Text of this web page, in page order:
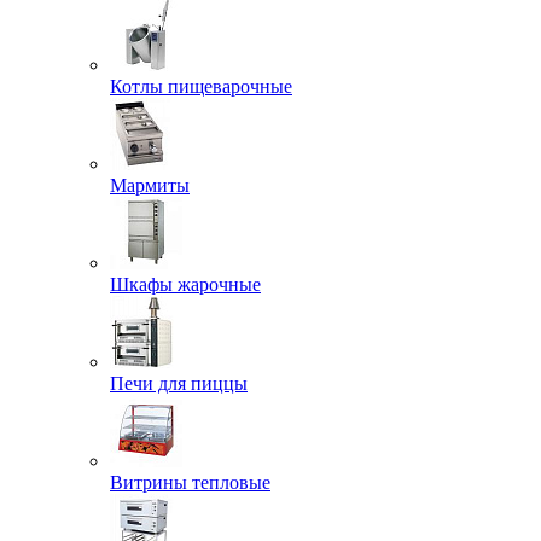
Котлы пищеварочные
Мармиты
Шкафы жарочные
Печи для пиццы
Витрины тепловые